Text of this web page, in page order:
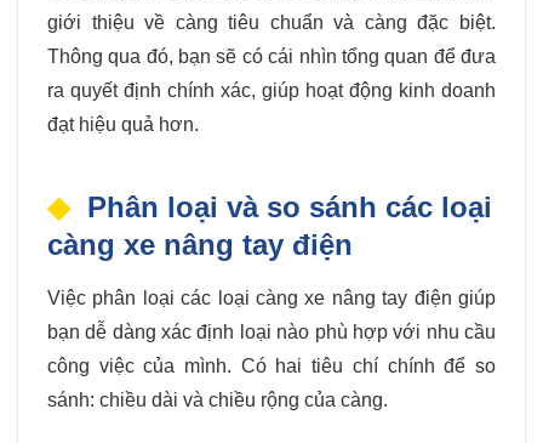
giới thiệu về càng tiêu chuẩn và càng đặc biệt.
Thông qua đó, bạn sẽ có cái nhìn tổng quan để đưa
ra quyết định chính xác, giúp hoạt động kinh doanh
đạt hiệu quả hơn.
Phân loại và so sánh các loại
càng xe nâng tay điện
Việc phân loại các loại càng xe nâng tay điện giúp
bạn dễ dàng xác định loại nào phù hợp với nhu cầu
công việc của mình. Có hai tiêu chí chính để so
sánh: chiều dài và chiều rộng của càng.